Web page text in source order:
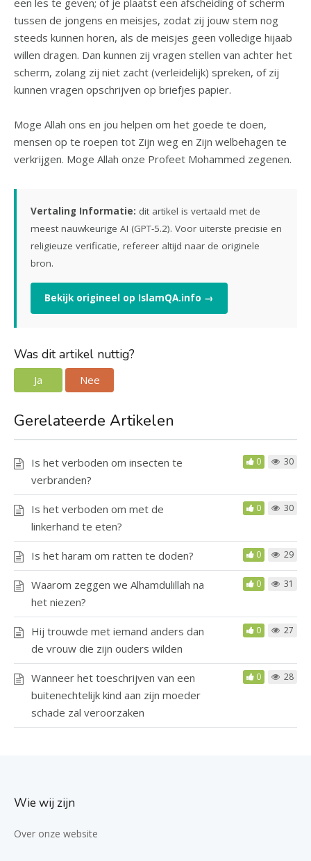
een les te geven; of je plaatst een afscheiding of scherm
tussen de jongens en meisjes, zodat zij jouw stem nog
steeds kunnen horen, als de meisjes geen volledige hijaab
willen dragen. Dan kunnen zij vragen stellen van achter het
scherm, zolang zij niet zacht (verleidelijk) spreken, of zij
kunnen vragen opschrijven op briefjes papier.
Moge Allah ons en jou helpen om het goede te doen,
mensen op te roepen tot Zijn weg en Zijn welbehagen te
verkrijgen. Moge Allah onze Profeet Mohammed zegenen.
Vertaling Informatie: dit artikel is vertaald met de
meest nauwkeurige AI (GPT-5.2). Voor uiterste precisie en
religieuze verificatie, refereer altijd naar de originele
bron.
Bekijk origineel op IslamQA.info →
Was dit artikel nuttig?
Ja Nee
Gerelateerde Artikelen
Is het verboden om insecten te
verbranden?
0 30
Is het verboden om met de
linkerhand te eten?
0 30
Is het haram om ratten te doden? 0 29
Waarom zeggen we Alhamdulillah na
het niezen?
0 31
Hij trouwde met iemand anders dan
de vrouw die zijn ouders wilden
0 27
Wanneer het toeschrijven van een
buitenechtelijk kind aan zijn moeder
schade zal veroorzaken
0 28
Wie wij zijn
Over onze website